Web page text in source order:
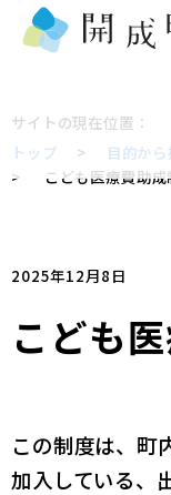
サイトの現在位置：
トップ > 目的か
>
こども医療費助成
2025年12月8日
こども
この制度は、町
加入している、